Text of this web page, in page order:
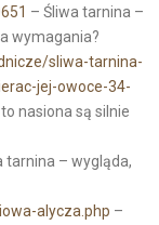
– Śliwa tarnina –
wymagania?
sliwa-tarnina-
jej-owoce-34-
nasiona są silnie
tarnina – wygląda,
alycza.php –